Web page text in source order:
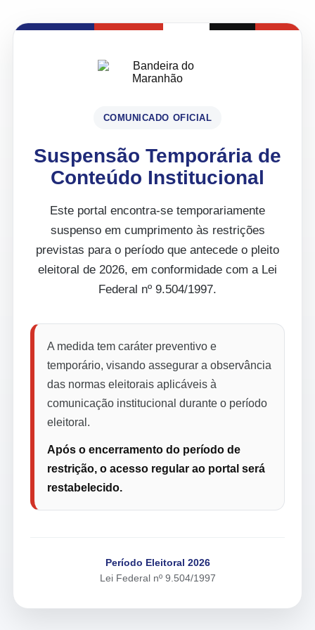
COMUNICADO OFICIAL
Suspensão Temporária de
Conteúdo Institucional
Este portal encontra-se temporariamente
suspenso em cumprimento às restrições
previstas para o período que antecede o pleito
eleitoral de 2026, em conformidade com a Lei
Federal nº 9.504/1997.
A medida tem caráter preventivo e
temporário, visando assegurar a observância
das normas eleitorais aplicáveis à
comunicação institucional durante o período
eleitoral.
Após o encerramento do período de
restrição, o acesso regular ao portal será
restabelecido.
Período Eleitoral 2026
Lei Federal nº 9.504/1997